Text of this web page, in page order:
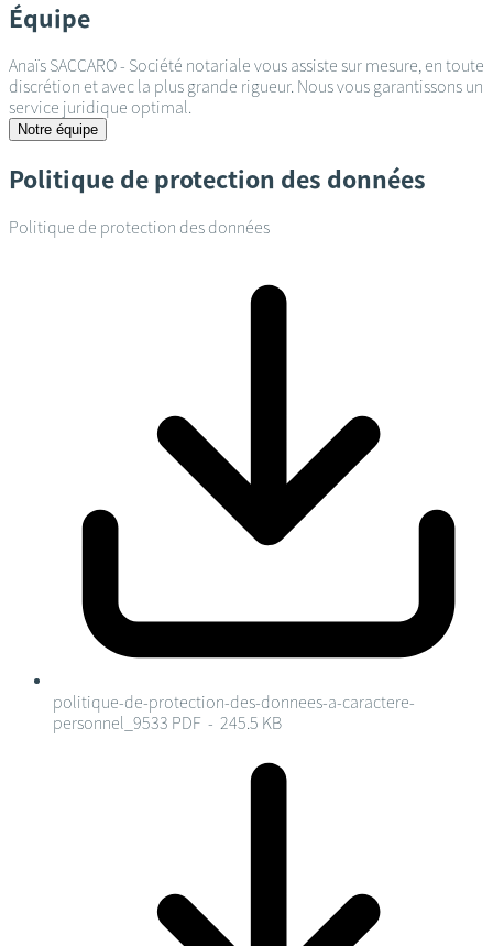
Équipe
Anaïs SACCARO - Société notariale vous assiste sur mesure, en toute
discrétion et avec la plus grande rigueur. Nous vous garantissons un
service juridique optimal.
Notre équipe
Politique de protection des données
Politique de protection des données
politique-de-protection-des-donnees-a-caractere-
personnel_9533 PDF - 245.5 KB